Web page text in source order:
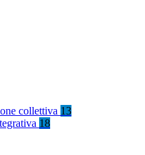
collettiva 13
18